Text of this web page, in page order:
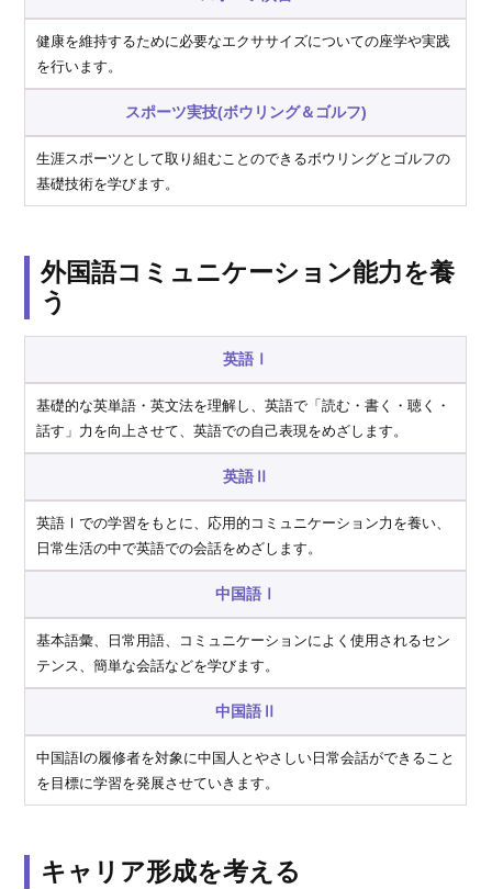
健康を維持するために必要なエクササイズについての座学や実践
を行います。
スポーツ実技(ボウリング＆ゴルフ)
生涯スポーツとして取り組むことのできるボウリングとゴルフの
基礎技術を学びます。
外国語コミュニケーション能力を養
う
英語Ⅰ
基礎的な英単語・英文法を理解し、英語で「読む・書く・聴く・
話す」力を向上させて、英語での自己表現をめざします。
英語Ⅱ
英語Ⅰでの学習をもとに、応用的コミュニケーション力を養い、
日常生活の中で英語での会話をめざします。
中国語Ⅰ
基本語彙、日常用語、コミュニケーションによく使用されるセン
テンス、簡単な会話などを学びます。
中国語Ⅱ
中国語Iの履修者を対象に中国人とやさしい日常会話ができること
を目標に学習を発展させていきます。
キャリア形成を考える